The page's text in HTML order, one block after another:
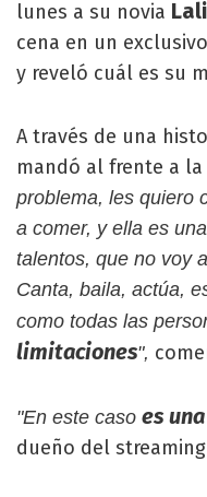
lunes a su novia
cena en un
y reveló cuál es su
A través de una
mandó al frente a
problema, les quiero
a comer, y ella es
talentos, que no voy
Canta, baila, actúa,
como todas las
limitaciones",
"En este caso es
dueño del